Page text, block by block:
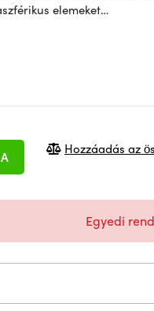
elemeket…
Hozzáadás az
Egyedi